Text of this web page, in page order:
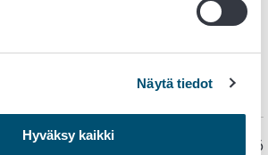
Näytä tiedot
Hyväksy kaikki
Sivu on viimeksi päivitetty 2.3.2026